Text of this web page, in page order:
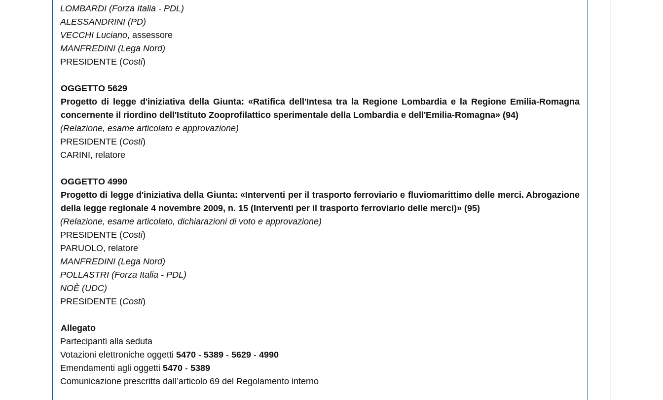
LOMBARDI (Forza Italia - PDL)
ALESSANDRINI (PD)
VECCHI Luciano, assessore
MANFREDINI (Lega Nord)
PRESIDENTE (Costi)
OGGETTO 5629
Progetto di legge d'iniziativa della Giunta: «Ratifica dell'Intesa tra la Regione Lombardia e la Regione Emilia-Romagna
concernente il riordino dell'Istituto Zooprofilattico sperimentale della Lombardia e dell'Emilia-Romagna» (94)
(Relazione, esame articolato e approvazione)
PRESIDENTE (Costi)
CARINI, relatore
OGGETTO 4990
Progetto di legge d'iniziativa della Giunta: «Interventi per il trasporto ferroviario e fluviomarittimo delle merci. Abrogazione
della legge regionale 4 novembre 2009, n. 15 (Interventi per il trasporto ferroviario delle merci)» (95)
(Relazione, esame articolato, dichiarazioni di voto e approvazione)
PRESIDENTE (Costi)
PARUOLO, relatore
MANFREDINI (Lega Nord)
POLLASTRI (Forza Italia - PDL)
NOÈ (UDC)
PRESIDENTE (Costi)
Allegato
Partecipanti alla seduta
Votazioni elettroniche oggetti 5470- 5389- 5629 - 4990
Emendamenti agli oggetti 5470- 5389
Comunicazione prescritta dall’articolo 69 del Regolamento interno